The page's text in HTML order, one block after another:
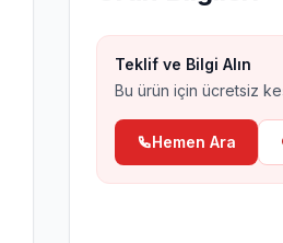
Alarm Sistemleri
Teklif ve Bilgi Alın
Bu ürün için ücretsiz
Hemen Ara